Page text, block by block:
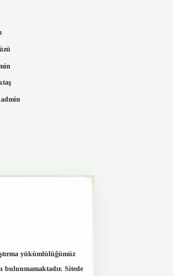
admin
yükümlülüğümüz
bulunmamaktadır. Sitede